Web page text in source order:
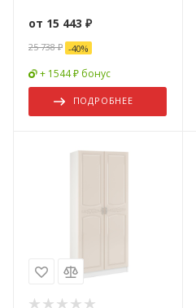
от 15 443 ₽
25 738 ₽ -40%
+ 1544 ₽ бонус
ПОДРОБНЕЕ